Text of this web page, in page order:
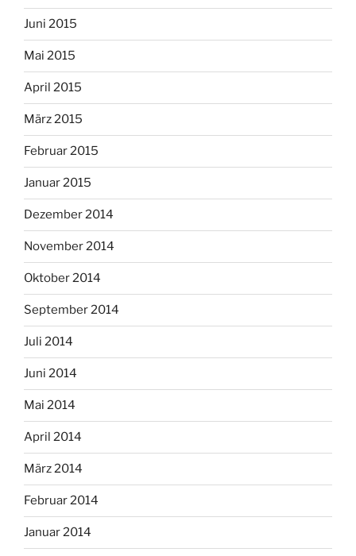
Juni 2015
Mai 2015
April 2015
März 2015
Februar 2015
Januar 2015
Dezember 2014
November 2014
Oktober 2014
September 2014
Juli 2014
Juni 2014
Mai 2014
April 2014
März 2014
Februar 2014
Januar 2014